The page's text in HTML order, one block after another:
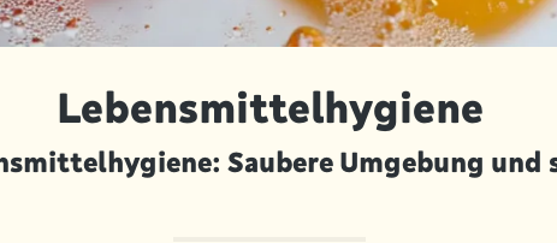
Lebensmittelhygiene
Saubere Umgebung und